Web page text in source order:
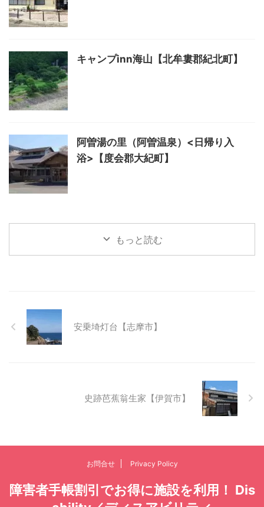
キャンプinn海山【北牟婁郡紀北町】
阿曽湯の里（阿曽温泉）<日帰り入
浴>【度会郡大紀町】
もっと読む
安乗埼灯台【志摩市】
史跡芭蕉翁生家【伊賀市】
お問合せ Privacy Policy
障害者手帳割引でお得に施設を利用！ Dis